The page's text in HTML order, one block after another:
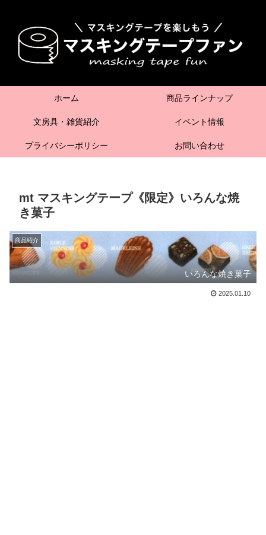
ホーム 商品ラインナップ
文房具・雑貨紹介 イベント情報
プライバシーポリシー お問い合わせ
mt マスキングテープ《限定》いろんな焼
き菓子
商品紹介
いろんな焼き菓子
2025.01.10